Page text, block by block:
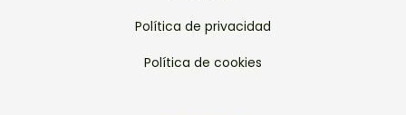
Política de privacidad
Política de cookies